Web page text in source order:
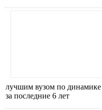
лучшим вузом по
за последние 6 лет